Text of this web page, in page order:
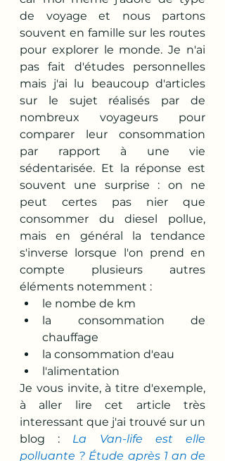
de voyage et nous partons
souvent en famille sur les routes
pour explorer le monde. Je n'ai
pas fait d'études personnelles
mais j'ai lu beaucoup d'articles
sur le sujet réalisés par de
nombreux voyageurs pour
comparer leur consommation
par rapport à une vie
sédentarisée. Et la réponse est
souvent une surprise : on ne
peut certes pas nier que
consommer du diesel pollue,
mais en général la tendance
s'inverse lorsque l'on prend en
compte plusieurs autres
éléments notemment :
le nombe de km
la consommation de
chauffage
la consommation d'eau
l'alimentation
Je vous invite, à titre d'exemple,
à aller lire cet article très
interessant que j'ai trouvé sur un
blog : La Van-life est elle
polluante ? Étude après 1 an de